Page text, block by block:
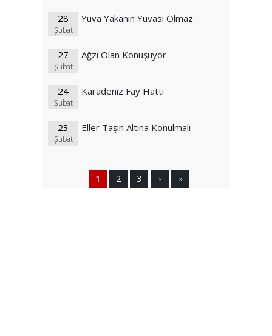
28
Şubat
Yuva Yakanın Yuvası Olmaz
27
Şubat
Ağzı Olan Konuşuyor
24
Şubat
Karadeniz Fay Hattı
23
Şubat
Eller Taşın Altına Konulmalı
1 2 3 › »